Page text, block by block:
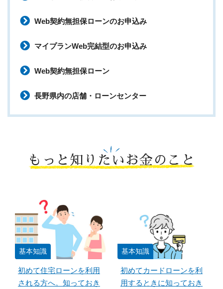
Web契約無担保ローンのお申込み
マイプランWeb完結型のお申込み
Web契約無担保ローン
長野県内の店舗・ローンセンター
もっと知りたいお金のこと
基本知識
初めて住宅ローンを利用
される方へ。知っておき
基本知識
初めてカードローンを利
用するときに知っておき